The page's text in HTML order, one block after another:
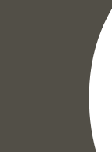
איזה פורמט בא לך?